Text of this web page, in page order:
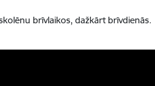
brīvlaikos, dažkārt brīvdienās.